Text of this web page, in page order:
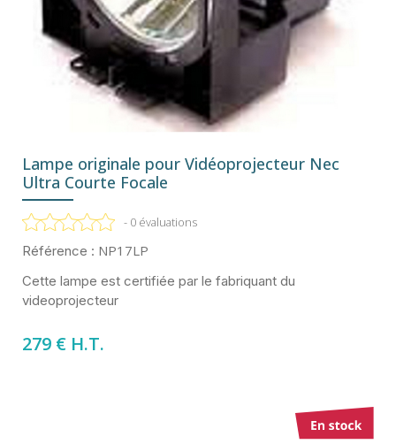
Lampe originale pour Vidéoprojecteur Nec
Ultra Courte Focale
- 0 évaluations
Référence : NP17LP
Cette lampe est certifiée par le fabriquant du
videoprojecteur
279 € H.T.